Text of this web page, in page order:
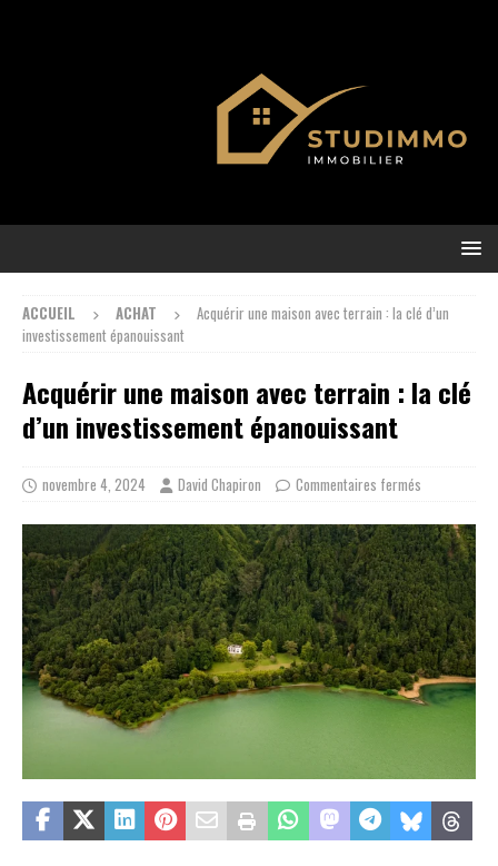
ACCUEIL ACHAT
Acquérir une maison avec terrain : la clé d’un
investissement épanouissant
Acquérir une maison avec terrain : la clé
d’un investissement épanouissant
novembre 4, 2024 David Chapiron Commentaires fermés